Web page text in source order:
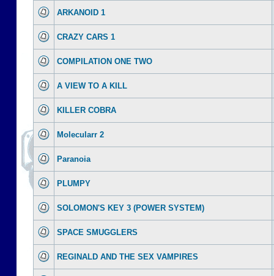
ARKANOID 1
CRAZY CARS 1
COMPILATION ONE TWO
A VIEW TO A KILL
KILLER COBRA
Molecularr 2
Paranoia
PLUMPY
SOLOMON'S KEY 3 (POWER SYSTEM)
SPACE SMUGGLERS
REGINALD AND THE SEX VAMPIRES